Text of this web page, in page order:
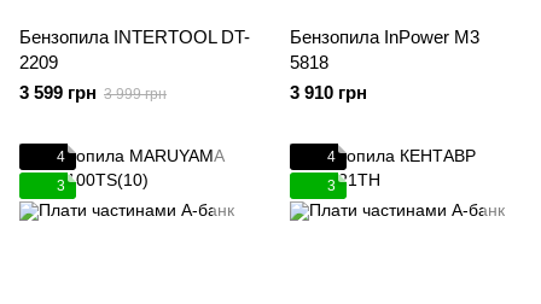
Бензопила INTERTOOL DT-
2209
3 599 грн 3 999 грн
Бензопила InPower M3
5818
3 910 грн
4
3
4
3